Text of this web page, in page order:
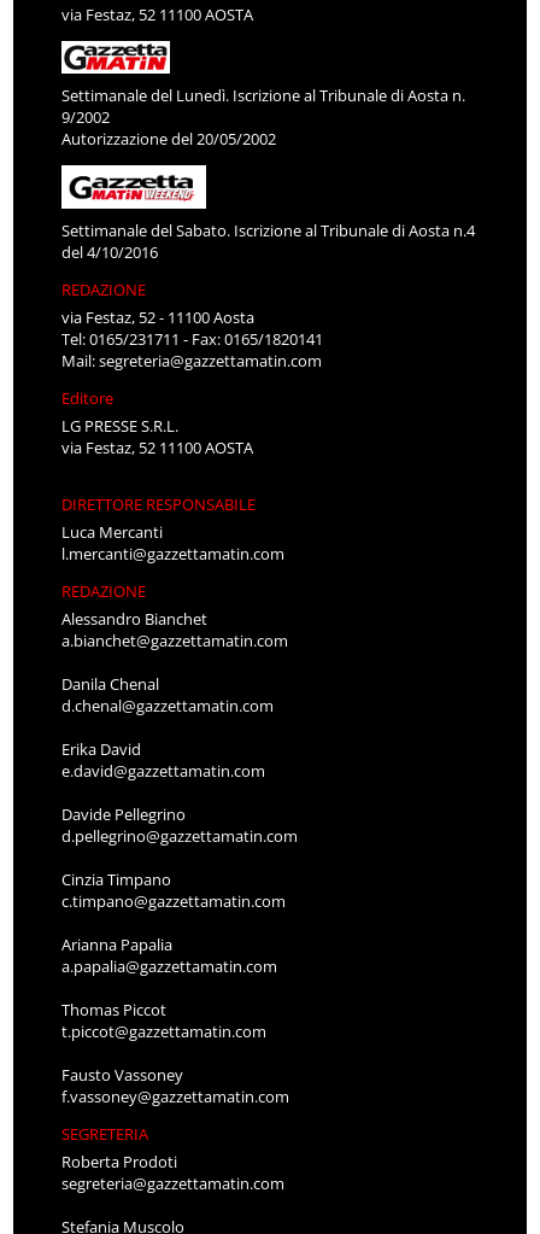
Settimanale del Lunedì. Iscrizione al Tribunale di Aosta n.
9/2002
Autorizzazione del 20/05/2002
Settimanale del Sabato. Iscrizione al Tribunale di Aosta n.4
del 4/10/2016
REDAZIONE
via Festaz, 52 - 11100 Aosta
Tel: 0165/231711 - Fax: 0165/1820141
Mail:segreteria@gazzettamatin.com
Editore
LG PRESSE S.R.L.
via Festaz, 52 11100 AOSTA
Luca Mercanti
l.mercanti@gazzettamatin.com
REDAZIONE
Alessandro Bianchet
a.bianchet@gazzettamatin.com
Danila Chenal
d.chenal@gazzettamatin.com
Erika David
e.david@gazzettamatin.com
Davide Pellegrino
d.pellegrino@gazzettamatin.com
Cinzia Timpano
c.timpano@gazzettamatin.com
Arianna Papalia
a.papalia@gazzettamatin.com
Thomas Piccot
t.piccot@gazzettamatin.com
Fausto Vassoney
f.vassoney@gazzettamatin.com
SEGRETERIA
Roberta Prodoti
segreteria@gazzettamatin.com
Stefania Muscolo
segreteria@gazzettamatin.com